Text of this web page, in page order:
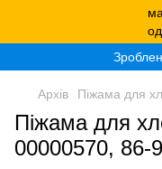
Архів Піжама для
Піжама для
00000570, 86-